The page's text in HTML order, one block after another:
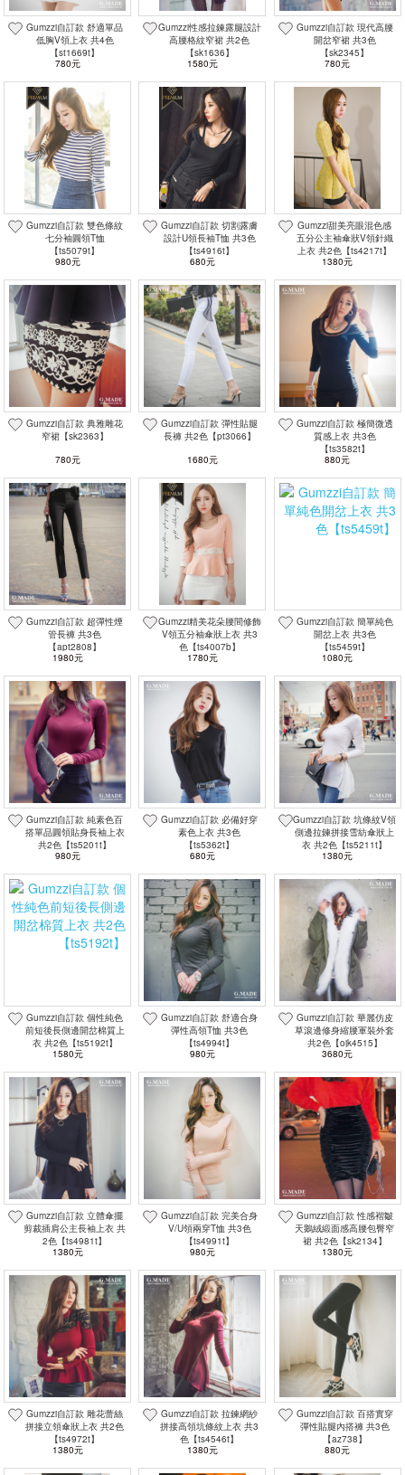
Gumzzi自訂款 舒適單品
低胸V領上衣 共4色
【st1669t】
780元
Gumzzi性感拉鍊露腿設計
高腰格紋窄裙 共2色
【sk1636】
1580元
Gumzzi自訂款 現代高腰
開岔窄裙 共3色
【sk2345】
780元
Gumzzi自訂款 雙色條紋
七分袖圓領T恤
【ts5079t】
980元
Gumzzi自訂款 切割露膚
設計U領長袖T恤 共3色
【ts4916t】
680元
Gumzzi甜美亮眼混色感
五分公主袖傘狀V領針織
上衣 共2色【ts4217t】
1380元
Gumzzi自訂款 典雅雕花
窄裙【sk2363】
780元
Gumzzi自訂款 彈性貼腿
長褲 共2色【pt3066】
1680元
Gumzzi自訂款 極簡微透
質感上衣 共3色
【ts3582t】
880元
Gumzzi自訂款 超彈性煙
管長褲 共3色
【apt2808】
1980元
Gumzzi精美花朵腰間修飾
V領五分袖傘狀上衣 共3
色【ts4007b】
1780元
Gumzzi自訂款 簡單純色
開岔上衣 共3色
【ts5459t】
1080元
Gumzzi自訂款 純素色百
搭單品圓領貼身長袖上衣
共2色【ts5201t】
980元
Gumzzi自訂款 必備好穿
素色上衣 共3色
【ts5362t】
680元
Gumzzi自訂款 坑條紋V領
側邊拉鍊拼接雪紡傘狀上
衣 共2色【ts5211t】
1380元
Gumzzi自訂款 個性純色
前短後長側邊開岔棉質上
衣 共2色【ts5192t】
1580元
Gumzzi自訂款 舒適合身
彈性高領T恤 共3色
【ts4994t】
980元
Gumzzi自訂款 華麗仿皮
草滾邊修身縮腰軍裝外套
共2色【ojk4515】
3680元
Gumzzi自訂款 立體傘擺
剪裁插肩公主長袖上衣 共
2色【ts4981t】
1380元
Gumzzi自訂款 完美合身
V/U領兩穿T恤 共3色
【ts4991t】
980元
Gumzzi自訂款 性感褶皺
天鵝絨緞面感高腰包臀窄
裙 共2色【sk2134】
1380元
Gumzzi自訂款 雕花蕾絲
拼接立領傘狀上衣 共2色
【ts4972t】
1380元
Gumzzi自訂款 拉鍊網紗
拼接高領坑條紋上衣 共3
色【ts4546t】
1380元
Gumzzi自訂款 百搭實穿
彈性貼腿內搭褲 共3色
【az738】
880元